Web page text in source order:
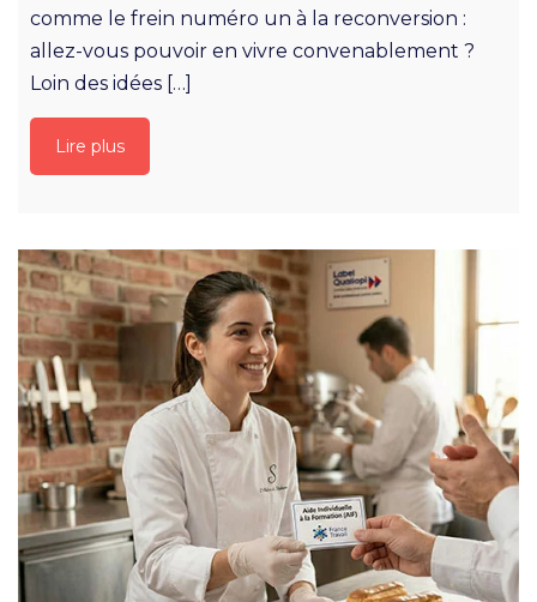
comme le frein numéro un à la reconversion :
allez-vous pouvoir en vivre convenablement ?
Loin des idées […]
Lire plus